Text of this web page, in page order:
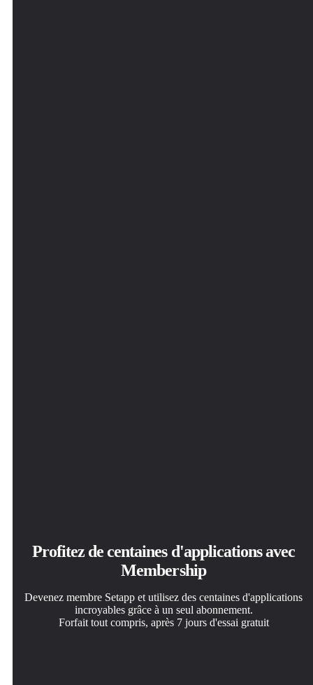
Profitez de centaines d'applications avec
Membership
Devenez membre Setapp et utilisez des centaines d'applications
incroyables grâce à un seul abonnement.
Forfait tout compris, après 7 jours d'essai gratuit